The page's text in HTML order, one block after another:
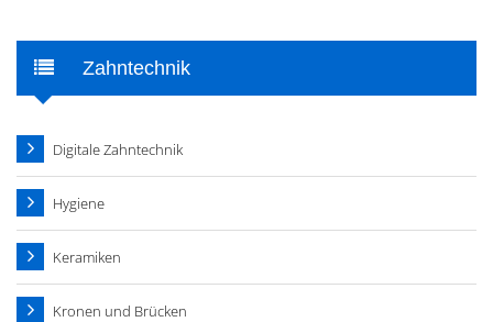
Zahntechnik
Digitale Zahntechnik
Hygiene
Keramiken
Kronen und Brücken